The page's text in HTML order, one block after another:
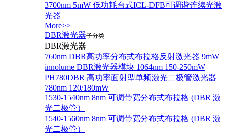
3700nm 5mW 低功耗台式ICL-DFB可调谐连续光激
光器
More>>
DBR激光器子分类
DBR激光器
760nm DBR高功率分布式布拉格反射激光器 9mW
innolume DBR激光器模块 1064nm 150-250mW
PH780DBR 高功率面射型单频激光二极管激光器
780nm 120/180mW
1530-1540nm 8nm 可调带宽分布式布拉格 (DBR 激
光二极管）
1540-1560nm 8nm 可调带宽分布式布拉格 (DBR 激
光二极管）